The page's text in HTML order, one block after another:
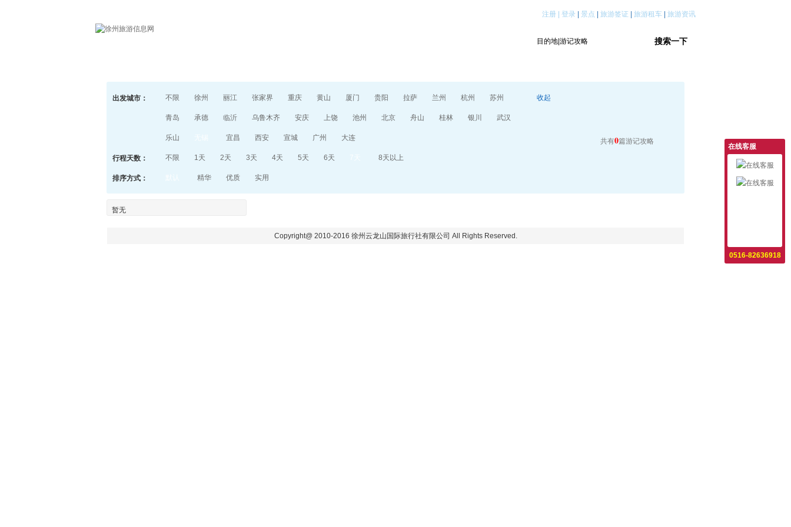
注册 登录 景点 旅游签证 旅游租车 旅游资讯
出发城市： 不限 徐州 丽江 张家界 重庆 黄山 厦门 贵阳 拉萨 兰州 杭州 苏州
青岛 承德 临沂 乌鲁木齐 安庆 上饶 池州 北京 舟山 桂林 银川 武汉
乐山 宜昌 西安 宣城 广州 大连
收起
行程天数： 不限 1天 2天 3天 4天 5天 6天 8天以上
排序方式： 精华 优质 实用
共有0篇游记攻略
暂无
Copyright@ 2010-2016 徐州云龙山国际旅行社有限公司 All Rights Reserved.
在线客服
0516-82636918